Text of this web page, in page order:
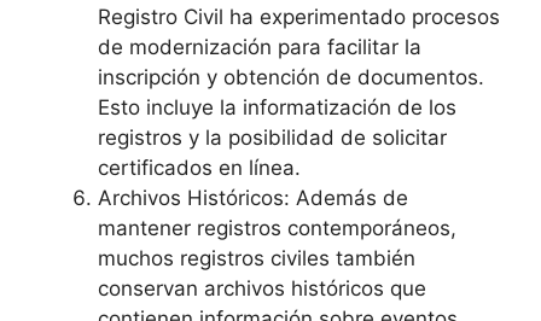
Registro Civil ha experimentado procesos
de modernización para facilitar la
inscripción y obtención de documentos.
Esto incluye la informatización de los
registros y la posibilidad de solicitar
certificados en línea.
Archivos Históricos: Además de
mantener registros contemporáneos,
muchos registros civiles también
conservan archivos históricos que